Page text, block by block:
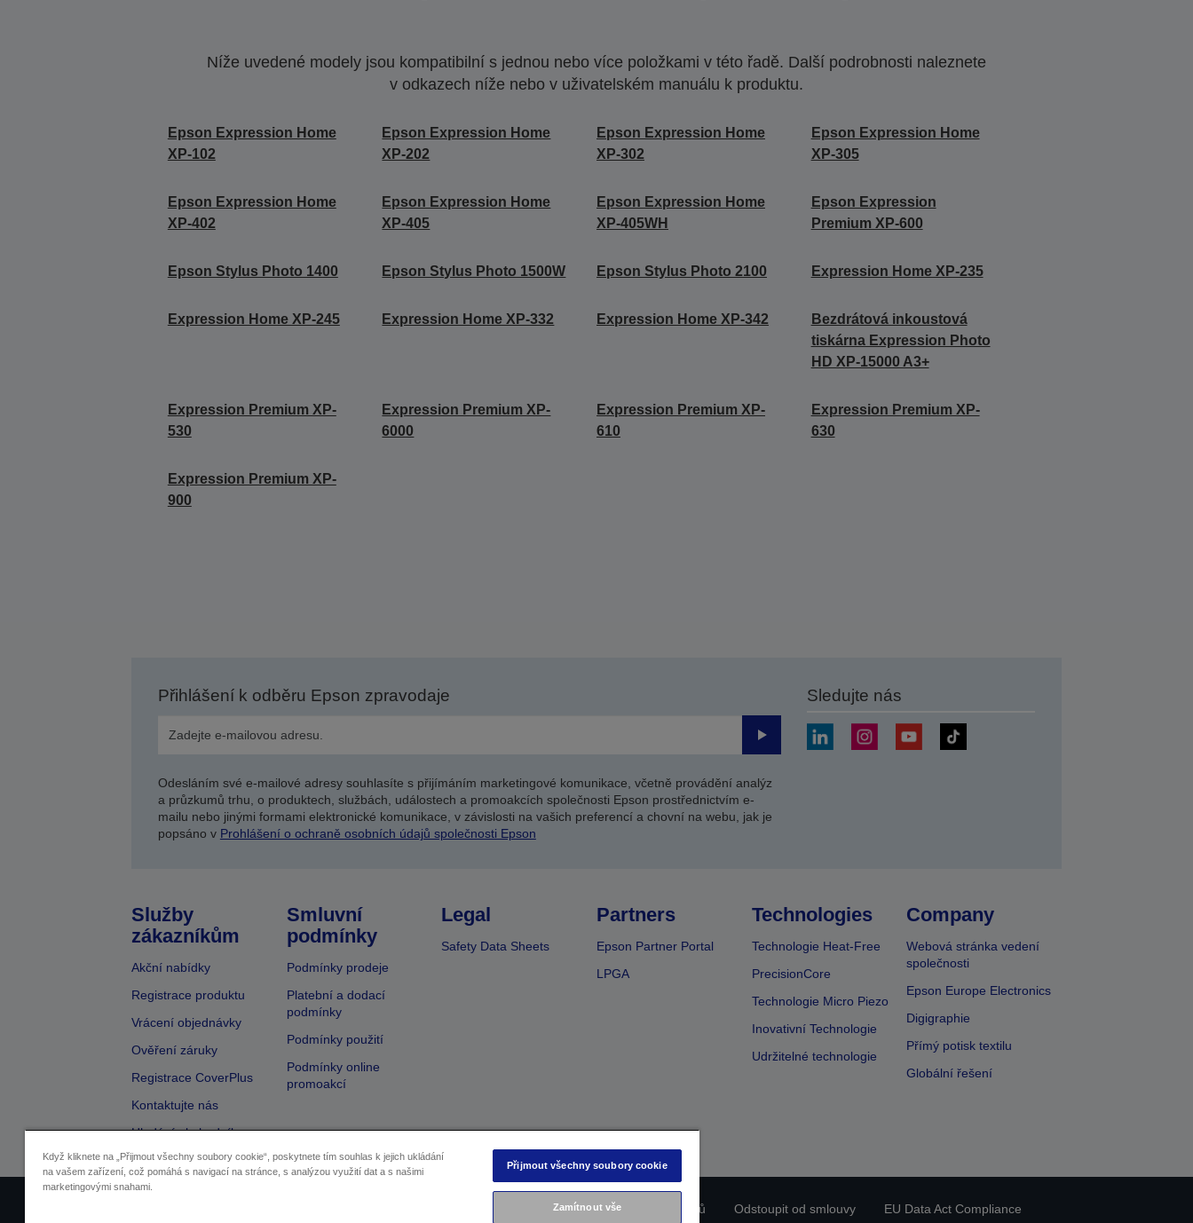
Níže uvedené modely jsou kompatibilní s jednou nebo více položkami v této řadě. Další podrobnosti naleznete
v odkazech níže nebo v uživatelském manuálu k produktu.
Epson Expression Home
XP-102
Epson Expression Home
XP-202
Epson Expression Home
XP-302
Epson Expression Home
XP-305
Epson Expression Home
XP-402
Epson Expression Home
XP-405
Epson Expression Home
XP-405WH
Epson Expression
Premium XP-600
Epson Stylus Photo 1400 Epson Stylus Photo 1500W Epson Stylus Photo 2100 Expression Home XP-235
Expression Home XP-245 Expression Home XP-332 Expression Home XP-342
Bezdrátová inkoustová
tiskárna Expression Photo
HD XP-15000 A3+
Expression Premium XP-
530
Expression Premium XP-
6000
Expression Premium XP-
610
Expression Premium XP-
630
Expression Premium XP-
900
Přihlášení k odběru Epson zpravodaje
Odeslat
Odesláním své e-mailové adresy souhlasíte s přijímáním marketingové komunikace, včetně provádění analýz
a průzkumů trhu, o produktech, službách, událostech a promoakcích společnosti Epson prostřednictvím e-
mailu nebo jinými formami elektronické komunikace, v závislosti na vašich preferencí a chovní na webu, jak je
popsáno v Prohlášení o ochraně osobních údajů společnosti Epson
Sledujte nás
Služby
zákazníkům
Akční nabídky
Registrace produktu
Vrácení objednávky
Ověření záruky
Registrace CoverPlus
Kontaktujte nás
Hledání obchodníka
Smluvní
podmínky
Podmínky prodeje
Platební a dodací
podmínky
Podmínky použití
Podmínky online
promoakcí
Legal
Safety Data Sheets
Partners
Epson Partner Portal
LPGA
Technologies
Technologie Heat-Free
PrecisionCore
Technologie Micro Piezo
Inovativní Technologie
Udržitelné technologie
Company
Webová stránka vedení
společnosti
Epson Europe Electronics
Digigraphie
Přímý potisk textilu
Globální řešení
Prohlášení o ochraně osobních údajů Odstoupit od smlouvy EU Data Act Compliance
Když kliknete na „Přijmout všechny soubory cookie“, poskytnete tím souhlas k jejich ukládání
na vašem zařízení, což pomáhá s navigací na stránce, s analýzou využití dat a s našimi
marketingovými snahami.
Přijmout všechny soubory cookie
Zamítnout vše